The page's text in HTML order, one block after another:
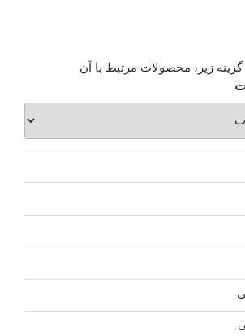
گزینه زیر، محصولات مرتبط با آن